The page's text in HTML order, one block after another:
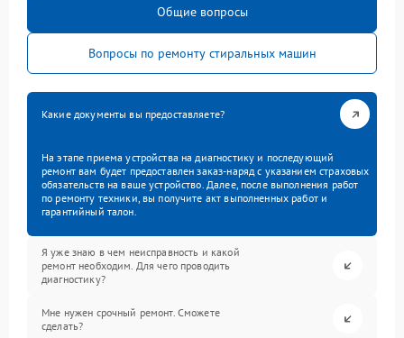
Общие вопросы
Вопросы по ремонту стиральных машин
Какие документы вы предоставляете?
На этапе приема устройства на диагностику и последующий
ремонт вам будет предоставлен заказ-наряд с указанием страховых
обязательств на ваше устройство. Далее, после выполнения работ
по ремонту техники, вы получите акт выполненных работ и
гарантийный талон.
Я уже знаю в чем неисправность и какой
ремонт необходим. Для чего проводить
диагностику?
Мне нужен срочный ремонт. Сможете
сделать?